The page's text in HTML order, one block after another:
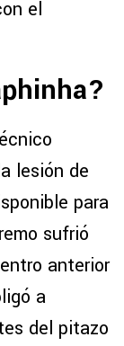
el
lesión de
para
sufrió
anterior
a
del pitazo